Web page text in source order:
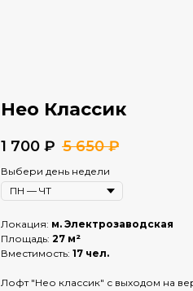
Нео Классик
1 700 ₽ 5 650 ₽
Выбери день недели
Локация: м. Электрозаводская
Площадь: 27 м²
Вместимость: 17 чел.
Лофт "Нео классик" с выходом на